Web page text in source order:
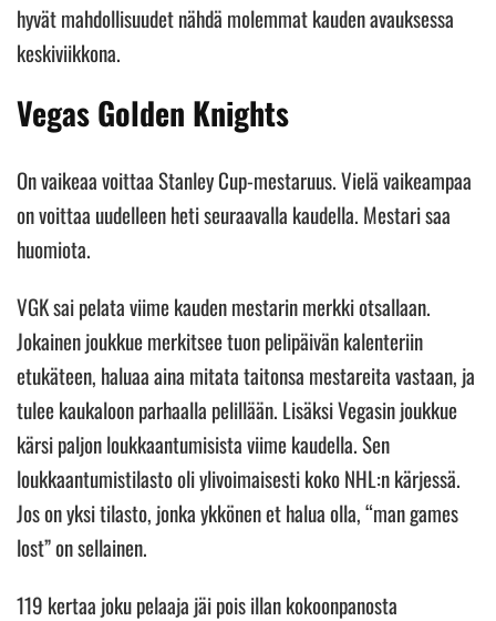
hyvät mahdollisuudet nähdä molemmat kauden avauksessa
keskiviikkona.
Vegas Golden Knights
On vaikeaa voittaa Stanley Cup-mestaruus. Vielä vaikeampaa
on voittaa uudelleen heti seuraavalla kaudella. Mestari saa
huomiota.
VGK sai pelata viime kauden mestarin merkki otsallaan.
Jokainen joukkue merkitsee tuon pelipäivän kalenteriin
etukäteen, haluaa aina mitata taitonsa mestareita vastaan, ja
tulee kaukaloon parhaalla pelillään. Lisäksi Vegasin joukkue
kärsi paljon loukkaantumisista viime kaudella. Sen
loukkaantumistilasto oli ylivoimaisesti koko NHL:n kärjessä.
Jos on yksi tilasto, jonka ykkönen et halua olla, “man games
lost” on sellainen.
119 kertaa joku pelaaja jäi pois illan kokoonpanosta